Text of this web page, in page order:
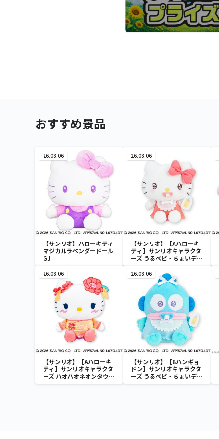
おすすめ景品
26.08.06
【サンリオ】ハローキティ
マジカルラベンダードール
GJ
26.08.06
【サンリオ】【Aハローキ
ティ】サンリオキャラクタ
ーズ うるベビ・ちょいデカ
26.08.06
【サンリオ】【Aハローキ
ティ】サンリオキャラクタ
ーズ ハオハオネオンタウン
ドールBIGタイプ1
26.08.06
【サンリオ】【Bハンギョ
ドン】サンリオキャラクタ
ーズ うるベビ・ちょいデカ
ドール